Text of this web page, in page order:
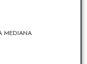
MEDIANA